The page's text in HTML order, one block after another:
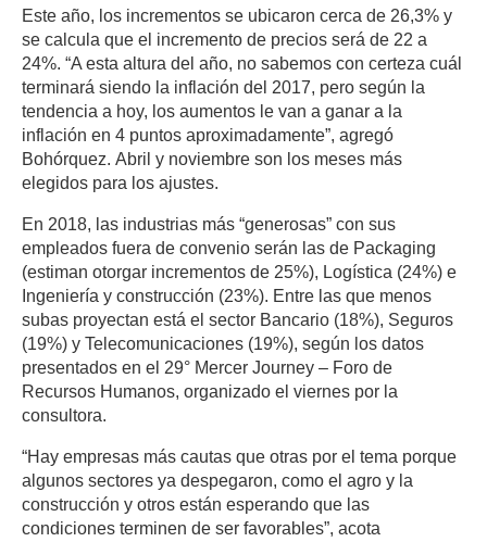
Este año, los incrementos se ubicaron cerca de 26,3% y
se calcula que el incremento de precios será de 22 a
24%. “A esta altura del año, no sabemos con certeza cuál
terminará siendo la inflación del 2017, pero según la
tendencia a hoy, los aumentos le van a ganar a la
inflación en 4 puntos aproximadamente”, agregó
Bohórquez. Abril y noviembre son los meses más
elegidos para los ajustes.
En 2018, las industrias más “generosas” con sus
empleados fuera de convenio serán las de Packaging
(estiman otorgar incrementos de 25%), Logística (24%) e
Ingeniería y construcción (23%). Entre las que menos
subas proyectan está el sector Bancario (18%), Seguros
(19%) y Telecomunicaciones (19%), según los datos
presentados en el 29° Mercer Journey – Foro de
Recursos Humanos, organizado el viernes por la
consultora.
“Hay empresas más cautas que otras por el tema porque
algunos sectores ya despegaron, como el agro y la
construcción y otros están esperando que las
condiciones terminen de ser favorables”, acota